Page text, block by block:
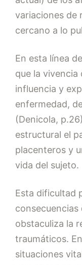
variaciones de
cercano a lo
En esta línea
que la
influencia y
enfermedad,
(Denicola,
estructural el
placenteros y
vida del sujeto.
Esta dificultad
consecuencias
obstaculiza la
traumáticos.
situaciones